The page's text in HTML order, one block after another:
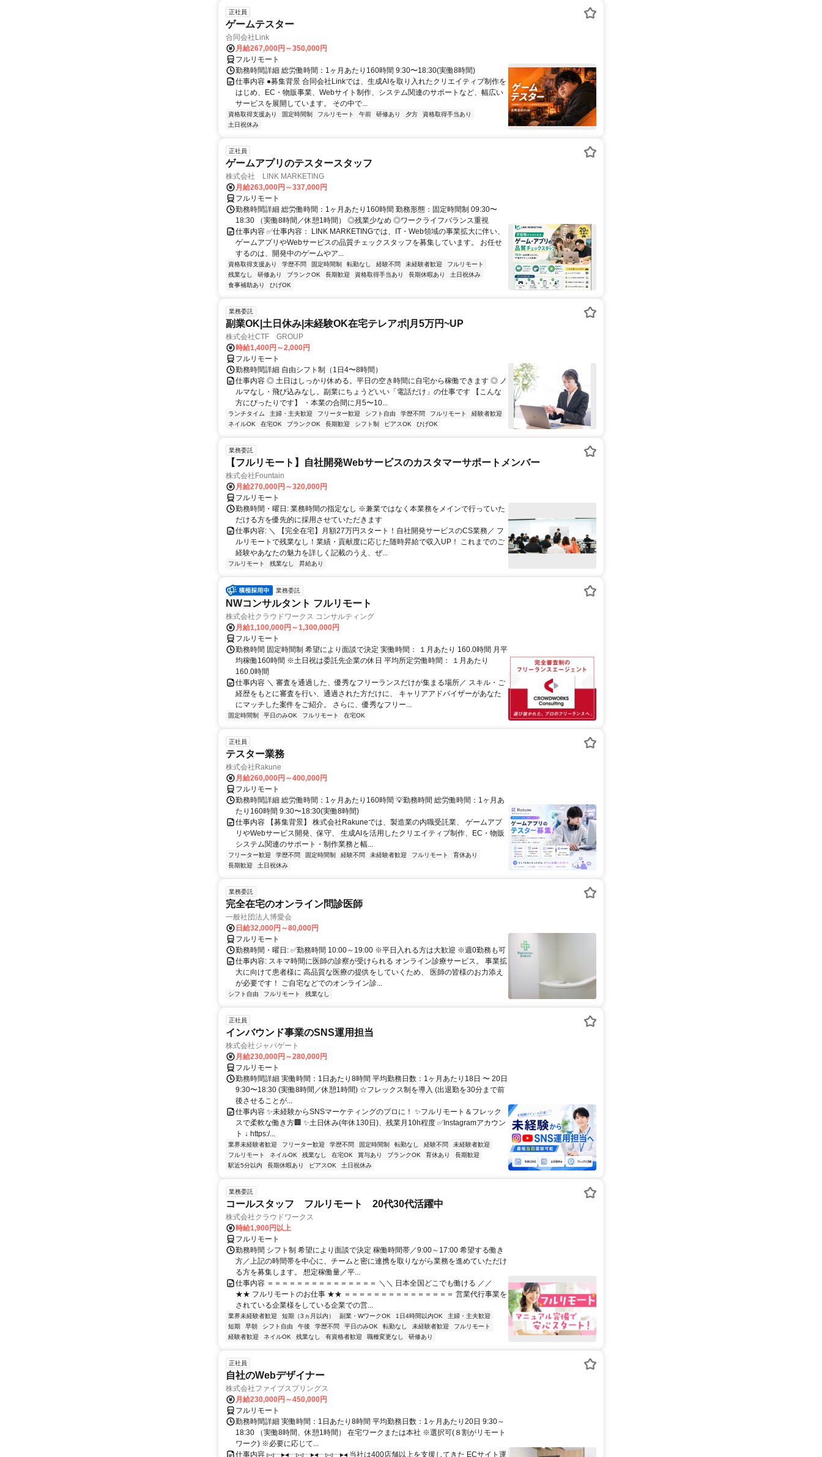
正社員
ゲームテスター
合同会社Link
月給267,000円～350,000円
フルリモート
勤務時間詳細 総労働時間：1ヶ月あたり160時間 9:30〜18:30(実働8時間)
仕事内容 ●募集背景 合同会社Linkでは、生成AIを取り入れたクリエイティブ制作を
はじめ、EC・物販事業、Webサイト制作、システム関連のサポートなど、幅広い
サービスを展開しています。 その中で...
資格取得支援あり 固定時間制 フルリモート 午前 研修あり 夕方
資格取得手当あり
土日祝休み
正社員
ゲームアプリのテスタースタッフ
株式会社 LINK MARKETING
月給263,000円～337,000円
フルリモート
勤務時間詳細 総労働時間：1ヶ月あたり160時間 勤務形態：固定時間制 09:30〜
18:30 （実働8時間／休憩1時間） ◎残業少なめ ◎ワークライフバランス重視
仕事内容 ✅仕事内容： LINK MARKETINGでは、IT・Web領域の事業拡大に伴い、
ゲームアプリやWebサービスの品質チェックスタッフを募集しています。 お任せ
するのは、開発中のゲームやア...
資格取得支援あり 学歴不問 固定時間制 転勤なし 経験不問 未経験者歓迎
フルリモート
残業なし
研修あり ブランクOK 長期歓迎 資格取得手当あり 長期休暇あり
土日祝休み
食事補助あり
ひげOK
業務委託
副業OK|土日休み|未経験OK在宅テレアポ|月5万円~UP
株式会社CTF GROUP
時給1,400円～2,000円
フルリモート
勤務時間詳細 自由シフト制（1日4〜8時間）
仕事内容 ◎ 土日はしっかり休める。平日の空き時間に自宅から稼働できます ◎ ノ
ルマなし・飛び込みなし。副業にちょうどいい「電話だけ」の仕事です 【こんな
方にぴったりです】 ・本業の合間に月5〜10...
ランチタイム 主婦・主夫歓迎 フリーター歓迎 シフト自由 学歴不問 フルリモート
経験者歓迎
ネイルOK
在宅OK ブランクOK 長期歓迎 シフト制 ピアスOK ひげOK
業務委託
【フルリモート】自社開発Webサービスのカスタマーサポートメンバー
株式会社Fountain
月給270,000円～320,000円
フルリモート
勤務時間・曜日: 業務時間の指定なし ※兼業ではなく本業務をメインで行っていた
だける方を優先的に採用させていただきます
仕事内容: ＼ 【完全在宅】月額27万円スタート！自社開発サービスのCS業務／ フ
ルリモートで残業なし！業績・貢献度に応じた随時昇給で収入UP！ これまでのご
経験やあなたの魅力を詳しく記載のうえ、ぜ...
フルリモート 残業なし 昇給あり
業務委託
NWコンサルタント フルリモート
株式会社クラウドワークス コンサルティング
月給1,100,000円～1,300,000円
フルリモート
勤務時間 固定時間制 希望により面談で決定 実働時間： １月あたり 160.0時間 月平
均稼働160時間 ※土日祝は委託先企業の休日 平均所定労働時間： １月あたり
160.0時間
仕事内容 ＼ 審査を通過した、優秀なフリーランスだけが集まる場所／ スキル・ご
経歴をもとに審査を行い、通過された方だけに、 キャリアアドバイザーがあなた
にマッチした案件をご紹介。 さらに、優秀なフリー...
固定時間制 平日のみOK フルリモート 在宅OK
正社員
テスター業務
株式会社Rakune
月給260,000円～400,000円
フルリモート
勤務時間詳細 総労働時間：1ヶ月あたり160時間 💡勤務時間 総労働時間：1ヶ月あ
たり160時間 9:30〜18:30(実働8時間)
仕事内容 【募集背景】 株式会社Rakuneでは、製造業の内職受託業、 ゲームアプ
リやWebサービス開発、保守、 生成AIを活用したクリエイティブ制作、EC・物販
システム関連のサポート・制作業務と幅...
フリーター歓迎 学歴不問 固定時間制 経験不問 未経験者歓迎 フルリモート
育休あり
長期歓迎
土日祝休み
業務委託
完全在宅のオンライン問診医師
一般社団法人博愛会
日給32,000円～80,000円
フルリモート
勤務時間・曜日: ✅勤務時間 10:00～19:00 ※平日入れる方は大歓迎 ※週0勤務も可
仕事内容: スキマ時間に医師の診察が受けられる オンライン診療サービス。 事業拡
大に向けて患者様に 高品質な医療の提供をしていくため、 医師の皆様のお力添え
が必要です！ ご自宅などでのオンライン診...
シフト自由 フルリモート 残業なし
正社員
インバウンド事業のSNS運用担当
株式会社ジャパゲート
月給230,000円～280,000円
フルリモート
勤務時間詳細 実働時間：1日あたり8時間 平均勤務日数：1ヶ月あたり18日 〜 20日
9:30〜18:30 (実働8時間／休憩1時間) ☆フレックス制を導入 (出退勤を30分まで前
後させることが...
仕事内容 ✨未経験からSNSマーケティングのプロに！ ✨フルリモート＆フレック
スで柔軟な働き方🏢 ✨土日休み(年休130日)、残業月10h程度 ✅Instagramアカウン
ト ↓ https:/...
業界未経験者歓迎 フリーター歓迎 学歴不問 固定時間制 転勤なし 経験不問
未経験者歓迎
フルリモート
ネイルOK 残業なし 在宅OK 賞与あり ブランクOK 育休あり
長期歓迎
駅近5分以内
長期休暇あり ピアスOK 土日祝休み
業務委託
コールスタッフ フルリモート 20代30代活躍中
株式会社クラウドワークス
時給1,900円以上
フルリモート
勤務時間 シフト制 希望により面談で決定 稼働時間帯／9:00～17:00 希望する働き
方／上記の時間帯を中心に、チームと密に連携を取りながら業務を進めていただけ
る方を募集します。 想定稼働量／平...
仕事内容 ＝＝＝＝＝＝＝＝＝＝＝＝＝＝＝ ＼＼ 日本全国どこでも働ける ／／
★★ フルリモートのお仕事 ★★ ＝＝＝＝＝＝＝＝＝＝＝＝＝＝＝ 営業代行事業を
されている企業様をしている企業での営...
業界未経験者歓迎 短期（3ヵ月以内） 副業・WワークOK 1日4時間以内OK
主婦・主夫歓迎
短期
早朝 シフト自由 午後 学歴不問 平日のみOK 転勤なし 未経験者歓迎
フルリモート
経験者歓迎
ネイルOK 残業なし 有資格者歓迎 職種変更なし 研修あり
正社員
自社のWebデザイナー
株式会社ファイブスプリングス
月給230,000円～450,000円
フルリモート
勤務時間詳細 実働時間：1日あたり8時間 平均勤務日数：1ヶ月あたり20日 9:30～
18:30 （実働8時間、休憩1時間） 在宅ワークまたは本社 ※選択可(８割がリモート
ワーク) ※必要に応じて...
仕事内容 ▹◃┄▸◂┄▹◃┄▸◂┄▹◃┄▸◂ 当社は400店舗以上を支援してきた ECサイト運